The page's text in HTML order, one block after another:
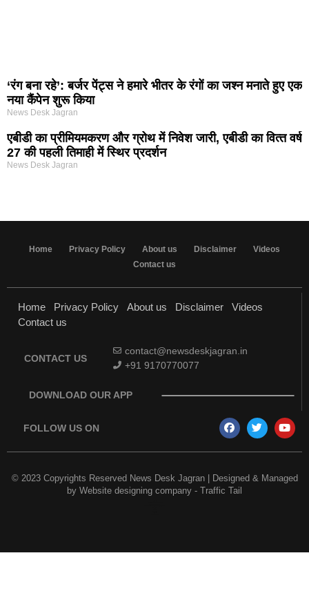
‘रंग बना रहे’: बर्जर पेंट्स ने हमारे भीतर के रंगों का जश्न मनाते हुए एक
नया कैंपेन शुरू किया
News Desk Jagran
एबीडी का प्रीमियमकरण और ग्रोथ में निवेश जारी, एबीडी का वित्‍त वर्ष
27 की पहली तिमाही में स्थिर प्रदर्शन
News Desk Jagran
Home Privacy Policy About us Disclaimer
Videos
Contact us
Home Privacy Policy About us Disclaimer
Videos
Contact us
CONTACT US
contact@newsdeskjagran.in
+91 9170770077
DOWNLOAD OUR APP
FOLLOW US ON
© 2023 Copyrights Reserved News Desk Jagran | Designed & Managed
by Website designing company - Traffic Tail